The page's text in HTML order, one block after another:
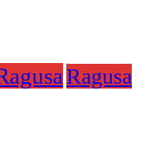
Ragusa